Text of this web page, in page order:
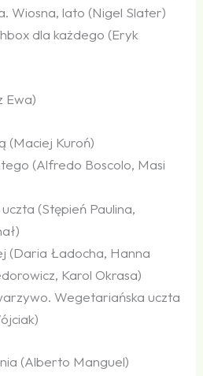
Wiosna, lato (Nigel Slater)
dla każdego (Eryk
Ewa)
(Maciej Kuroń)
(Alfredo Boscolo, Masi
(Stępień Paulina,
(Daria Ładocha, Hanna
Karol Okrasa)
Wegetariańska uczta
(Alberto Manguel)